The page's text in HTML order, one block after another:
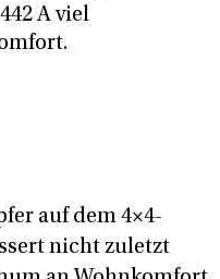
A viel
auf dem 4×4-
nicht zuletzt